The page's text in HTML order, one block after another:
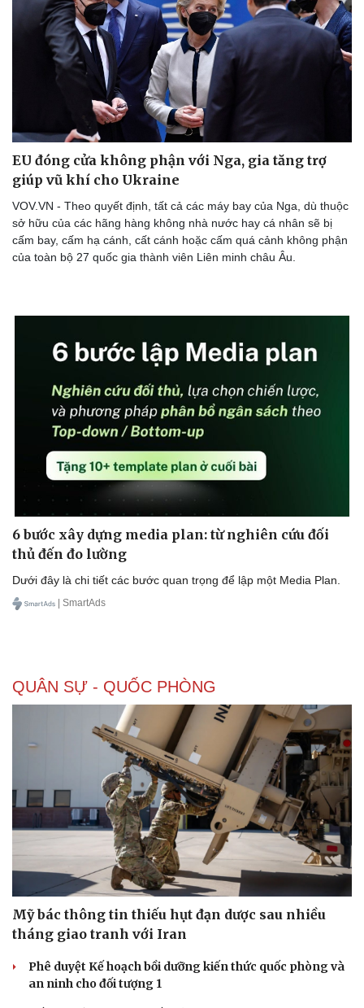
Doanh nghiệp
Thông tin doanh nghiệp
Doanh nghiệp 24h
Doanh nhân
Vì cộng đồng
Công nghệ
Sành điệu
Tin Công nghệ
EU đóng cửa không phận với Nga, gia tăng trợ
giúp vũ khí cho Ukraine
VOV.VN - Theo quyết định, tất cả các máy bay của Nga, dù thuộc
sở hữu của các hãng hàng không nhà nước hay cá nhân sẽ bị
cấm bay, cấm hạ cánh, cất cánh hoặc cấm quá cảnh không phận
của toàn bộ 27 quốc gia thành viên Liên minh châu Âu.
6 bước xây dựng media plan: từ nghiên cứu đối
thủ đến đo lường
Dưới đây là chi tiết các bước quan trọng để lập một Media Plan.
| SmartAds
QUÂN SỰ - QUỐC PHÒNG
Mỹ bác thông tin thiếu hụt đạn dược sau nhiều
tháng giao tranh với Iran
Phê duyệt Kế hoạch bồi dưỡng kiến thức quốc phòng và
an ninh cho đối tượng 1